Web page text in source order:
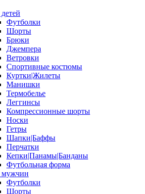
Футболки
Шорты
Брюки
Джемпера
Ветровки
Спортивные костюмы
Куртки|Жилеты
Манишки
Термобелье
Леггинсы
Компрессионные шорты
Носки
Гетры
Шапки|Баффы
Перчатки
Кепки|Панамы|Банданы
Футбольная форма
мужчин
Футболки
Шорты